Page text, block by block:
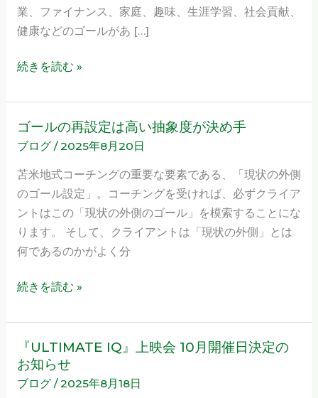
業、ファイナンス、家庭、趣味、生涯学習、社会貢献、
健康などのゴールがあ […]
シ
プ」
仲
入
り
続きを読む »
ゴールの再設定は高い抽象度が決め手
ブログ/2025年8月20日
苫米地式コーチングの重要な要素である、「現状の外側
のゴール設定」。コーチングを受ければ、必ずクライア
ントはこの「現状の外側のゴール」を模索することにな
ります。 そして、クライアントは「現状の外側」とは
何であるのかがよく分
ゴ
ー
定
高
抽
象
度
が
続きを読む »
『ULTIMATE IQ』上映会 10月開催日決定の
お知らせ
ブログ/2025年8月18日
『ULTIMATE
IQ』
上